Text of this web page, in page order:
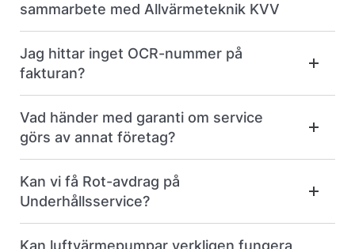
sammarbete med Allvärmeteknik KVV
Jag hittar inget OCR-nummer på
fakturan?
Vad händer med garanti om service
görs av annat företag?
Kan vi få Rot-avdrag på
Underhållsservice?
Kan luftvärmepumpar verkligen fungera